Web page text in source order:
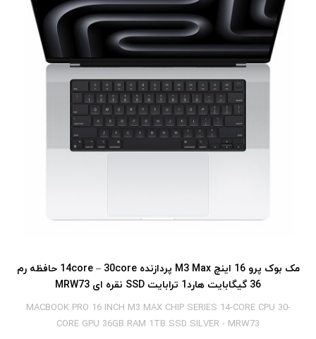
مک بوک پرو 16 اینچ M3 Max پردازنده 14core – 30core حافظه رم
36 گیگابایت هارد1 ترابایت SSD نقره ای MRW73
MACBOOK PRO 16 INCH M3 MAX CHIP SERIES 14-CORE CPU 30-
CORE GPU 36GB RAM 1TB SSD SILVER - MRW73